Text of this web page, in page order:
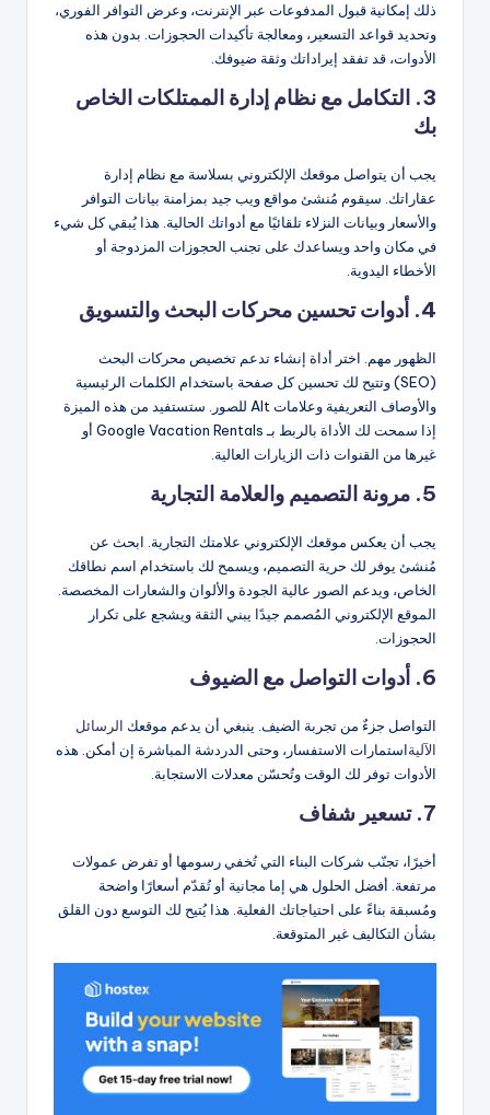
ذلك إمكانية قبول المدفوعات عبر الإنترنت، وعرض التوافر الفوري،
وتحديد قواعد التسعير، ومعالجة تأكيدات الحجوزات. بدون هذه
الأدوات، قد تفقد إيراداتك وثقة ضيوفك.
3. التكامل مع نظام إدارة الممتلكات الخاص
بك
يجب أن يتواصل موقعك الإلكتروني بسلاسة مع نظام إدارة
عقاراتك. سيقوم مُنشئ مواقع ويب جيد بمزامنة بيانات التوافر
والأسعار وبيانات النزلاء تلقائيًا مع أدواتك الحالية. هذا يُبقي كل شيء
في مكان واحد ويساعدك على تجنب الحجوزات المزدوجة أو
الأخطاء اليدوية.
4. أدوات تحسين محركات البحث والتسويق
الظهور مهم. اختر أداة إنشاء تدعم تخصيص محركات البحث
(SEO) وتتيح لك تحسين كل صفحة باستخدام الكلمات الرئيسية
والأوصاف التعريفية وعلامات Alt للصور. ستستفيد من هذه الميزة
إذا سمحت لك الأداة بالربط بـ Google Vacation Rentals أو
غيرها من القنوات ذات الزيارات العالية.
5. مرونة التصميم والعلامة التجارية
يجب أن يعكس موقعك الإلكتروني علامتك التجارية. ابحث عن
مُنشئ يوفر لك حرية التصميم، ويسمح لك باستخدام اسم نطاقك
الخاص، ويدعم الصور عالية الجودة والألوان والشعارات المخصصة.
الموقع الإلكتروني المُصمم جيدًا يبني الثقة ويشجع على تكرار
الحجوزات.
6. أدوات التواصل مع الضيوف
التواصل جزءٌ من تجربة الضيف. ينبغي أن يدعم موقعك الرسائل
الآليةاستمارات الاستفسار، وحتى الدردشة المباشرة إن أمكن. هذه
الأدوات توفر لك الوقت وتُحسّن معدلات الاستجابة.
7. تسعير شفاف
أخيرًا، تجنّب شركات البناء التي تُخفي رسومها أو تفرض عمولات
مرتفعة. أفضل الحلول هي إما مجانية أو تُقدّم أسعارًا واضحة
ومُسبقة بناءً على احتياجاتك الفعلية. هذا يُتيح لك التوسع دون القلق
بشأن التكاليف غير المتوقعة.